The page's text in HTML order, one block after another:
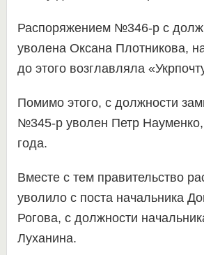
Распоряжением №346-р с
уволена Оксана Плотникова,
до этого возглавляла
Помимо этого, с должности
№345-р уволен Петр
года.
Вместе с тем правительство
уволило с поста начальника
Рогова, с должности
Луханина.